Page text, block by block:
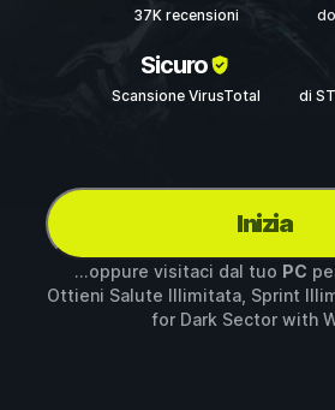
37K recensioni
Sicuro
Scansione VirusTotal di
Inizia
...oppure visitaci dal tuo PC
Ottieni Salute Illimitata, Sprint
for Dark Sectorwith